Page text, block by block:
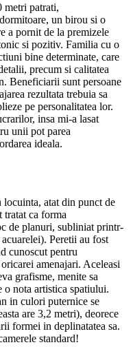
metri patrati,
un birou si o
a pornit de la premizele
si pozitiv. Familia cu o
bine determinate, care
precum si calitatea
Beneficiarii sunt persoane
rezultata trebuia sa
pe personalitatea lor.
insa mi-a lasat
unii pot parea
ideala.
atat din punct de
tratat ca forma
de planuri, subliniat printr-
Peretii au fost
cunoscut pentru
amenajari. Aceleasi
grafisme, menite sa
o nota artistica spatiului.
in culori puternice se
are 3,2 metri), deorece
formei in deplinatatea sa.
standard!